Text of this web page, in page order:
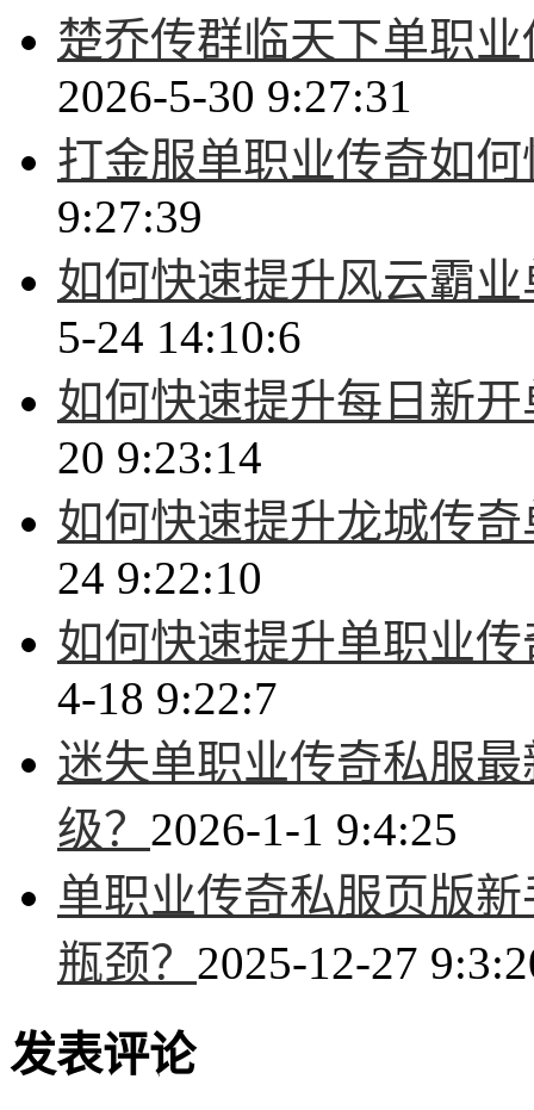
楚乔传群临天下单职
2026-5-30 9:27:31
打金服单职业传奇如
9:27:39
如何快速提升风云霸
5-24 14:10:6
如何快速提升每日新
20 9:23:14
如何快速提升龙城传
24 9:22:10
如何快速提升单职业
4-18 9:22:7
迷失单职业传奇私服
级？ 2026-1-1 9:4:25
单职业传奇私服页版
瓶颈？ 2025-12-27
发表评论